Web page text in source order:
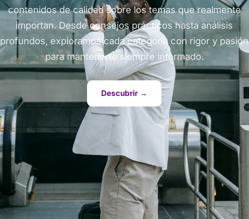
contenidos de calidad sobre los temas que realmente
importan. Desde consejos prácticos hasta análisis
profundos, exploramos cada categoría con rigor y pasión
para mantenerte siempre informado.
Descubrir →